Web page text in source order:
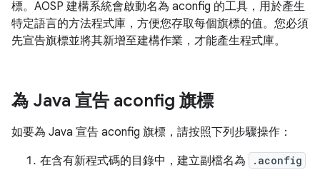
標。AOSP 建構系統會啟動名為 aconfig 的工具，用於產生
特定語言的方法程式庫，方便您存取每個旗標的值。您必須
先宣告旗標並將其新增至建構作業，才能產生程式庫。
為 Java 宣告 aconfig 旗標
如要為 Java 宣告 aconfig 旗標，請按照下列步驟操作：
在含有新程式碼的目錄中，建立副檔名為
.aconfig